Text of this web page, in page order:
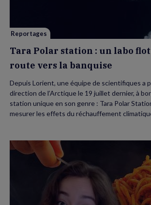
la
Reportages
Tara Polar station : un labo
route vers la banquise
Depuis Lorient, une équipe de scientifiques a
direction de l’Arctique le 19 juillet dernier, à
station unique en son genre : Tara Polar
mesurer les effets du réchauffement